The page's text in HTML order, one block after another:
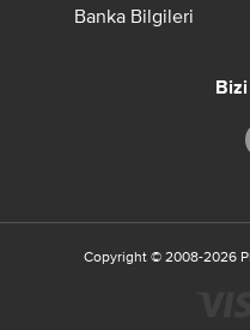
Banka Bilgileri
Copyright © 2008-2026